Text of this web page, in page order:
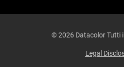
© 2026 Datacolor Tutti
Legal